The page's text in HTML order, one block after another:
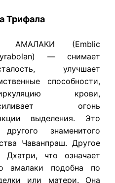
Трифала
АМАЛАКИ (Emblic
— снимает
улучшает
способности,
крови,
огонь
выделения. Это
знаменитого
Чаванпраш. Другое
что означает
амалаки подобна по
или матери. Она